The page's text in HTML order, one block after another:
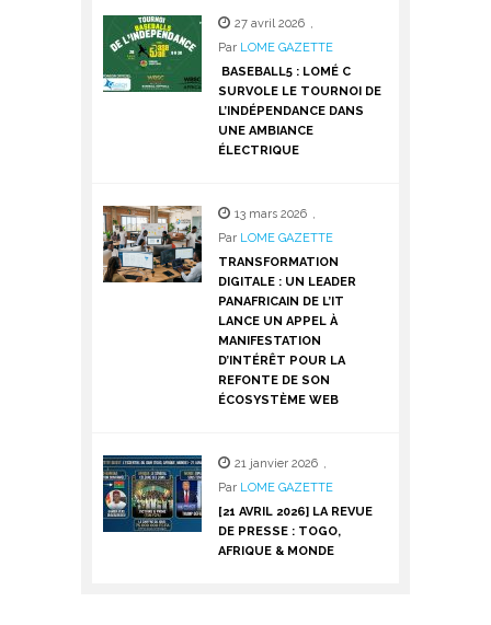
27 avril 2026 ,
Par LOME GAZETTE
BASEBALL5 : LOMÉ C
SURVOLE LE TOURNOI DE
L’INDÉPENDANCE DANS
UNE AMBIANCE
ÉLECTRIQUE
13 mars 2026 ,
Par LOME GAZETTE
TRANSFORMATION
DIGITALE : UN LEADER
PANAFRICAIN DE L’IT
LANCE UN APPEL À
MANIFESTATION
D’INTÉRÊT POUR LA
REFONTE DE SON
ÉCOSYSTÈME WEB
21 janvier 2026 ,
Par LOME GAZETTE
[21 AVRIL 2026] LA REVUE
DE PRESSE : TOGO,
AFRIQUE & MONDE